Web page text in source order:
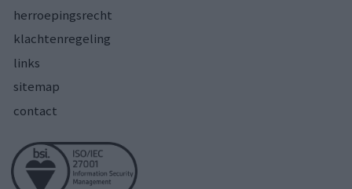
herroepingsrecht
klachtenregeling
links
sitemap
contact